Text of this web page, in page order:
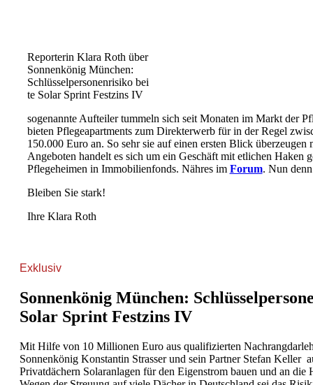
Reporterin Klara Roth über
Sonnenkönig München:
Schlüsselpersonenrisiko bei
te Solar Sprint Festzins IV
sogenannte Aufteiler tummeln sich seit Monaten im Markt der
bieten Pflegeapartments zum Direkterwerb für in der Regel
150.000 Euro an. So sehr sie auf einen ersten Blick überzeugen
Angeboten handelt es sich um ein Geschäft mit etlichen Haken
Pflegeheimen in Immobilienfonds. Nähres im Forum. Nun
Bleiben Sie stark!
Ihre Klara Roth
Exklusiv
Sonnenkönig München:
Solar Sprint Festzins IV
Mit Hilfe von 10 Millionen Euro aus qualifizierten
Sonnenkönig Konstantin Strasser und sein Partner Stefan Keller
Privatdächern Solaranlagen für den Eigenstrom bauen und an die